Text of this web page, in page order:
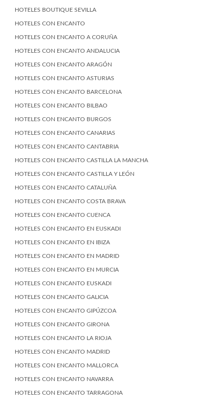
HOTELES BOUTIQUE SEVILLA
HOTELES CON ENCANTO
HOTELES CON ENCANTO A CORUÑA
HOTELES CON ENCANTO ANDALUCIA
HOTELES CON ENCANTO ARAGÓN
HOTELES CON ENCANTO ASTURIAS
HOTELES CON ENCANTO BARCELONA
HOTELES CON ENCANTO BILBAO
HOTELES CON ENCANTO BURGOS
HOTELES CON ENCANTO CANARIAS
HOTELES CON ENCANTO CANTABRIA
HOTELES CON ENCANTO CASTILLA LA MANCHA
HOTELES CON ENCANTO CASTILLA Y LEÓN
HOTELES CON ENCANTO CATALUÑA
HOTELES CON ENCANTO COSTA BRAVA
HOTELES CON ENCANTO CUENCA
HOTELES CON ENCANTO EN EUSKADI
HOTELES CON ENCANTO EN IBIZA
HOTELES CON ENCANTO EN MADRID
HOTELES CON ENCANTO EN MURCIA
HOTELES CON ENCANTO EUSKADI
HOTELES CON ENCANTO GALICIA
HOTELES CON ENCANTO GIPÚZCOA
HOTELES CON ENCANTO GIRONA
HOTELES CON ENCANTO LA RIOJA
HOTELES CON ENCANTO MADRID
HOTELES CON ENCANTO MALLORCA
HOTELES CON ENCANTO NAVARRA
HOTELES CON ENCANTO TARRAGONA